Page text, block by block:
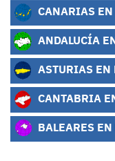
CANARIAS EN
ANDALUCÍA
ASTURIAS EN
CANTABRIA
BALEARES